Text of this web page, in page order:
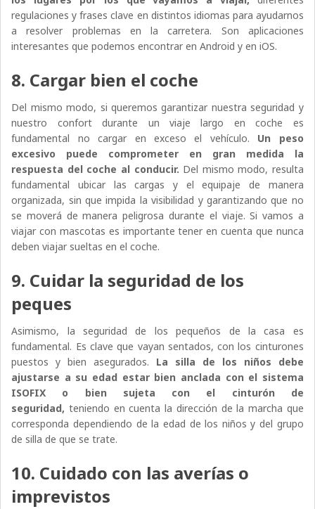
regulaciones y frases clave en distintos idiomas para ayudarnos
a resolver problemas en la carretera. Son aplicaciones
interesantes que podemos encontrar en Android y en iOS.
8. Cargar bien el coche
Del mismo modo, si queremos garantizar nuestra seguridad y
nuestro confort durante un viaje largo en coche es
fundamental no cargar en exceso el vehículo. Un peso
excesivo puede comprometer en gran medida la
respuesta del coche al conducir. Del mismo modo, resulta
fundamental ubicar las cargas y el equipaje de manera
organizada, sin que impida la visibilidad y garantizando que no
se moverá de manera peligrosa durante el viaje. Si vamos a
viajar con mascotas es importante tener en cuenta que nunca
deben viajar sueltas en el coche.
9. Cuidar la seguridad de los
peques
Asimismo, la seguridad de los pequeños de la casa es
fundamental. Es clave que vayan sentados, con los cinturones
puestos y bien asegurados. La silla de los niños debe
ajustarse a su edad estar bien anclada con el sistema
ISOFIX o bien sujeta con el cinturón de
seguridad, teniendo en cuenta la dirección de la marcha que
corresponda dependiendo de la edad de los niños y del grupo
de silla de que se trate.
10. Cuidado con las averías o
imprevistos